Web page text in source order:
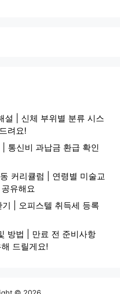
설 | 신체 부위별 분류 시스
려요!
통신비 과납금 환급 확인
커리큘럼 | 연령별 미술교
유해요
| 오피스텔 취득세 등록
방법 | 만료 전 준비사항
드릴게요!